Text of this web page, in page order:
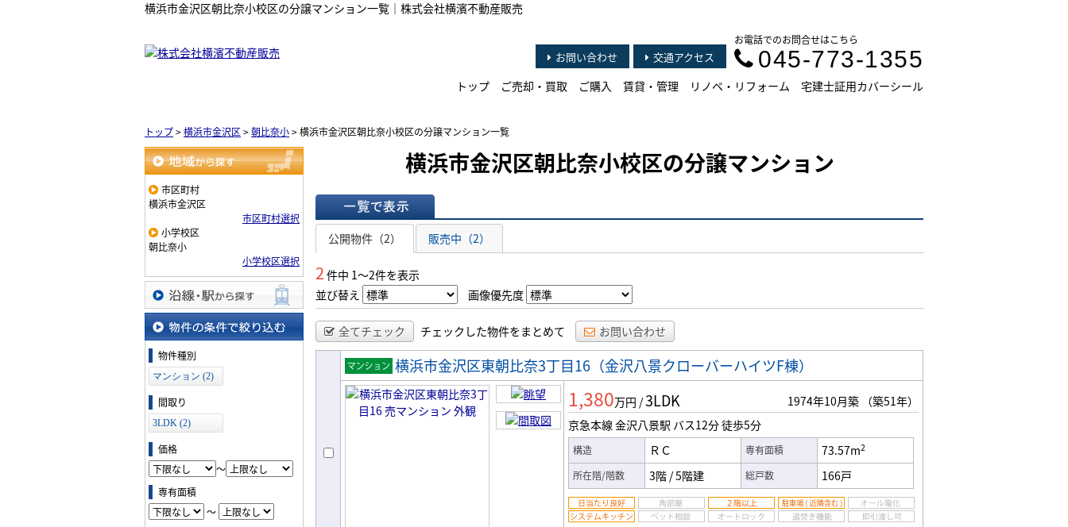
横浜市金沢区朝比奈小校区の分譲マンション一覧｜株式会社横濱不動産販売
お電話でのお問合せはこちら
045-773-1355
お問い合わせ 交通アクセス
トップ ご売却・買取 ご購入 賃貸・管理 リノベ・リフォーム 宅建士証用カバーシール
トップ>横浜市金沢区>朝比奈小>横浜市金沢区朝比奈小校区の分譲マンション一覧
地域から探す
市区町村
横浜市金沢区
市区町村選択
小学校区
朝比奈小
小学校区選択
沿線・駅から探す
物件の条件で絞り込む
物件種別
マンション (2)
間取り
3LDK (2)
価格
～
専有面積
～
横浜市金沢区朝比奈小校区の分譲マンション
一覧で表示
公開物件（2） 販売中（2）
2 件中 1～2件を表示
並び替え
画像優先度
全てチェック チェックした物件をまとめて お問い合わせ
売マンシ
ョン
横浜市金沢区東朝比奈3丁目16（金沢八景クローバーハイツF棟）
1,380万円 /3LDK 1974年10月築 （築51年）
京急本線 金沢八景駅 バス12分徒歩5分
構造 ＲＣ 専有面積 73.57m2
所在階/階数 3階 /5階建 総戸数 166戸